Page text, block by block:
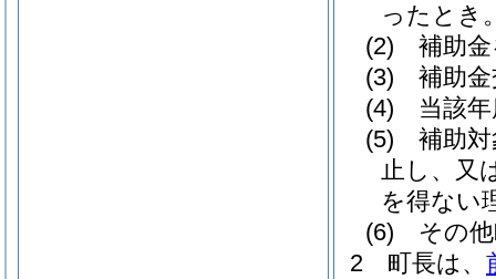
ったとき
(2)
補助
(3)
補助
(4)
当該
(5)
補助
止し、又
を得ない
(6)
その
2
町長は、